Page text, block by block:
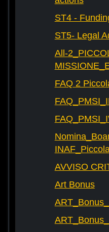
ST4 -
ST5- Legal
All-
FAQ 2
AVVISO
Art Bonus